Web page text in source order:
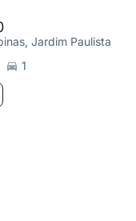
Jardim Paulista
1